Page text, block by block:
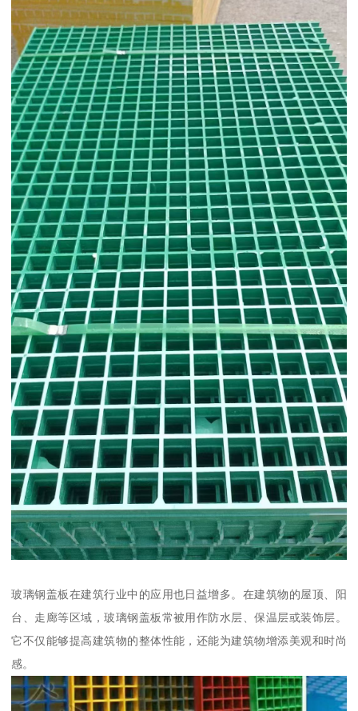
玻璃钢盖板在建筑行业中的应用也日益增多。在建筑物的屋顶、阳
台、走廊等区域，玻璃钢盖板常被用作防水层、保温层或装饰层。
它不仅能够提高建筑物的整体性能，还能为建筑物增添美观和时尚
感。